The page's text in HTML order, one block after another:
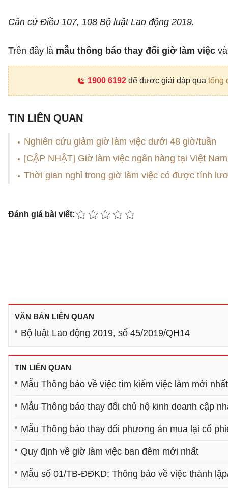
Căn cứ Điều 107, 108 Bộ luật Lao động 2019.
Trên đây là mẫu thông báo thay đổi giờ làm việc
1900 6192để được giải đáp qua tổng
TIN LIÊN QUAN
Nghiên cứu giảm giờ làm việc dưới 48 giờ/tuần
[CẬP NHẬT] Giờ làm việc ngân hàng tại Việt Nam
Thời gian nghỉ trong giờ làm việc có được tính
Đánh giá bài viết:
VĂN BẢN LIÊN QUAN
Bộ luật Lao động 2019, số 45/2019/QH14
TIN LIÊN QUAN
Mẫu Thông báo về việc tìm kiếm việc làm mới
Mẫu Thông báo thay đổi chủ hộ kinh doanh cập
Mẫu Thông báo thay đổi phương án mua lại cổ
Quy định về giờ làm việc ban đêm mới nhất
Mẫu số 01/TB-ĐĐKD: Thông báo về việc thành